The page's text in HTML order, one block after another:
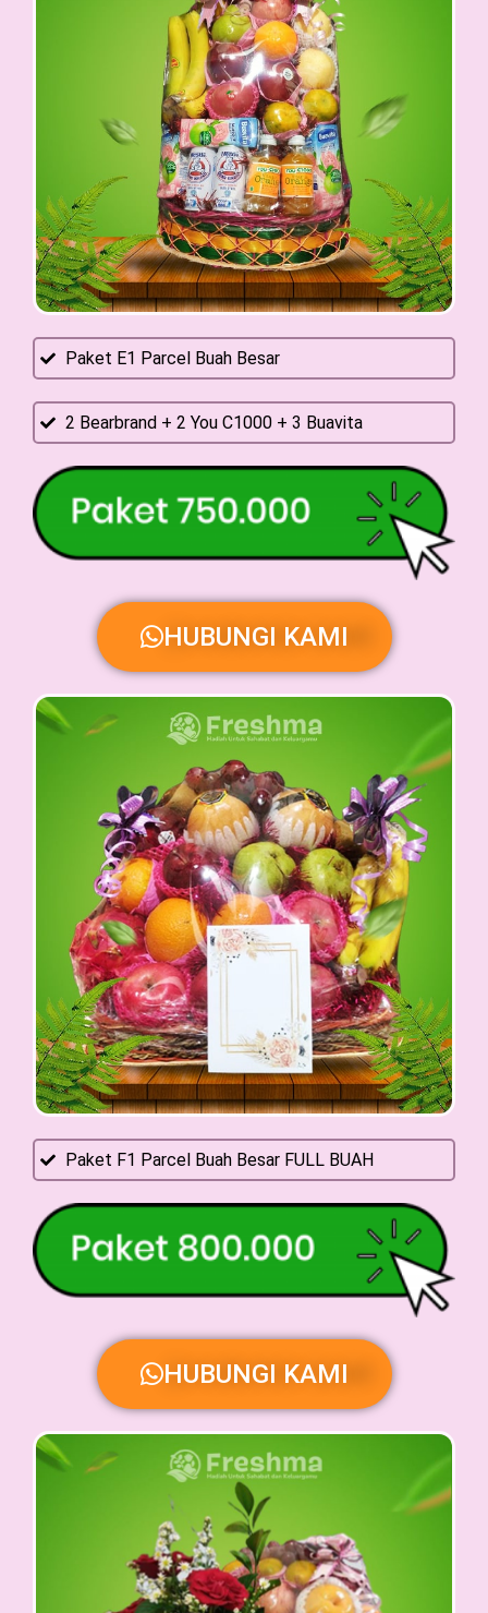
Paket E1 Parcel Buah Besar
2 Bearbrand + 2 You C1000 + 3 Buavita
HUBUNGI KAMI
Paket F1 Parcel Buah Besar FULL BUAH
HUBUNGI KAMI